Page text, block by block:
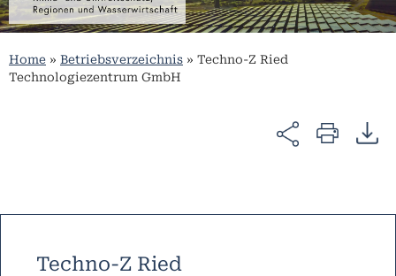
Home » Betriebsverzeichnis » Techno-Z Ried
Technologiezentrum GmbH
Techno-Z Ried